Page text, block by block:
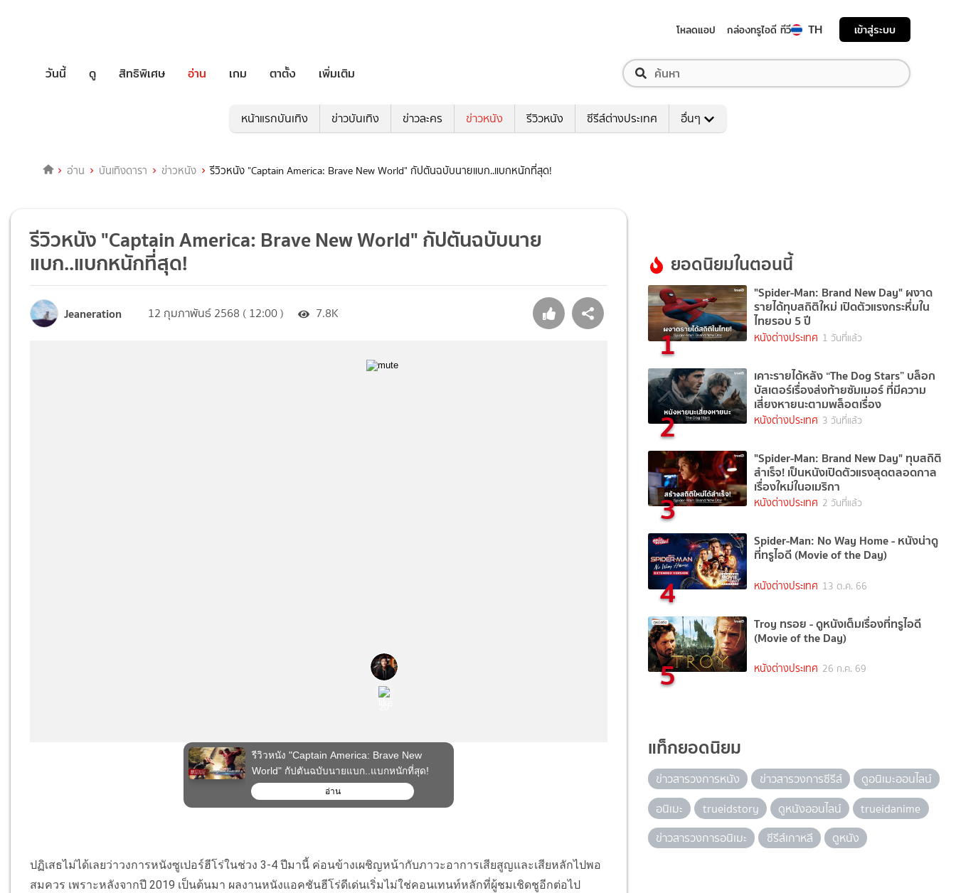
โหลดแอป กล่องทรูไอดี ทีวี TH เข้าสู่ระบบ
วันนี้ ดู สิทธิพิเศษ อ่าน เกม ตาตั้ง เพิ่มเติม
หน้าแรกบันเทิง ข่าวบันเทิง ข่าวละคร ข่าวหนัง รีวิวหนัง ซีรีส์ต่างประเทศ อื่นๆ
อ่าน บันเทิงดารา ข่าวหนัง รีวิวหนัง "Captain America: Brave New World" กัปตันฉบับนายแบก..แบกหนักที่สุด!
รีวิวหนัง "Captain America: Brave New World" กัปตันฉบับนาย
แบก..แบกหนักที่สุด!
Jeaneration 12 กุมภาพันธ์ 2568 ( 12:00 ) 7.8K
ปฏิเสธไม่ได้เลยว่าวงการหนังซูเปอร์ฮีโร่ในช่วง 3-4 ปีมานี้ ค่อนข้างเผชิญหน้ากับภาวะอาการเสียสูญและเสียหลักไปพอ
สมควร เพราะหลังจากปี 2019 เป็นต้นมา ผลงานหนังแอคชันฮีโร่ดีเด่นเริ่มไม่ใช่คอนเทนท์หลักที่ผู้ชมเชิดชูอีกต่อไป
ยอดนิยมในตอนนี้
1
"Spider-Man: Brand New Day" ผงาด
รายได้ทุบสถิติใหม่ เปิดตัวแรงกระหึ่มใน
ไทยรอบ 5 ปี
หนังต่างประเทศ 1 วันที่แล้ว
2
เคาะรายได้หลัง “The Dog Stars” บล็อก
บัสเตอร์เรื่องส่งท้ายซัมเมอร์ ที่มีความ
เสี่ยงหายนะตามพล็อตเรื่อง
หนังต่างประเทศ 3 วันที่แล้ว
3
"Spider-Man: Brand New Day" ทุบสถิติ
สำเร็จ! เป็นหนังเปิดตัวแรงสุดตลอดกาล
เรื่องใหม่ในอเมริกา
หนังต่างประเทศ 2 วันที่แล้ว
4
Spider-Man: No Way Home - หนังน่าดู
ที่ทรูไอดี (Movie of the Day)
หนังต่างประเทศ 13 ต.ค. 66
5
Troy ทรอย - ดูหนังเต็มเรื่องที่ทรูไอดี
(Movie of the Day)
หนังต่างประเทศ 26 ก.ค. 69
แท็กยอดนิยม
ข่าวสารวงการหนัง ข่าวสารวงการซีรีส์
ดูอนิเมะออนไลน์
อนิเมะ
trueidstory ดูหนังออนไลน์
trueidanime
ข่าวสารวงการอนิเมะ
ซีรีส์เกาหลี ดูหนัง